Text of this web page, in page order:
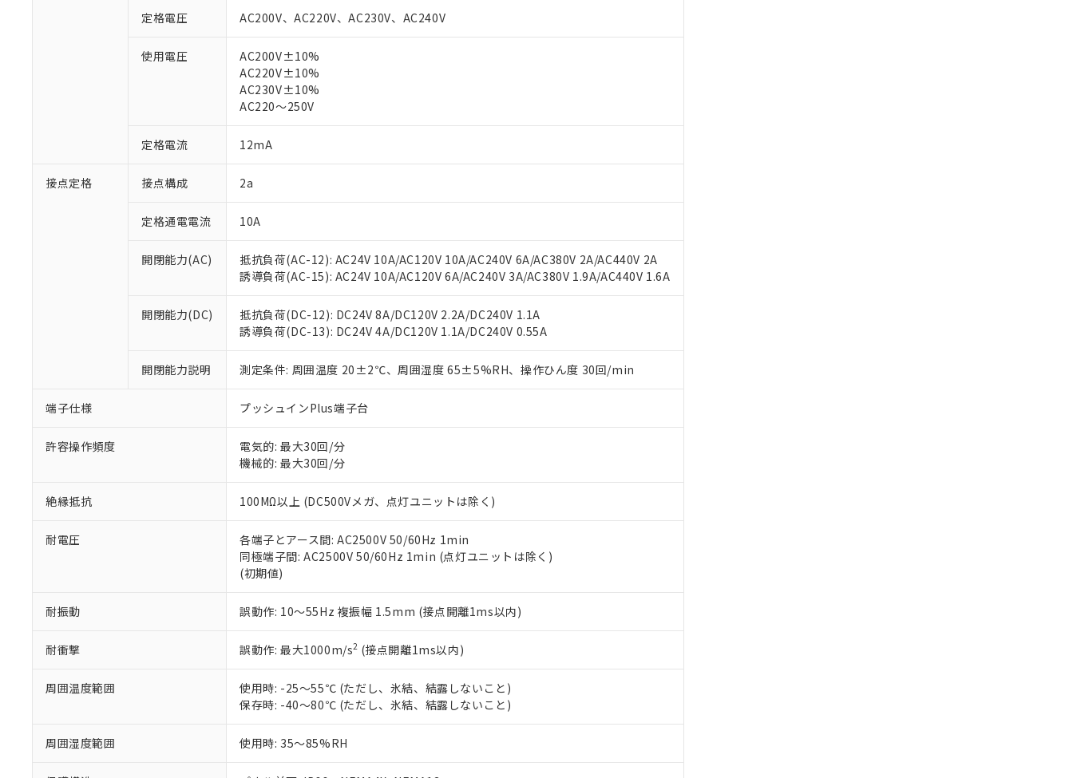
定格電圧 AC200V、AC220V、AC230V、AC240V
使用電圧
AC200V±10%
AC220V±10%
AC230V±10%
AC220～250V
定格電流 12mA
接点定格 接点構成 2a
定格通電電流 10A
開閉能力(AC)
抵抗負荷(AC-12): AC24V 10A/AC120V 10A/AC240V 6A/AC380V 2A/AC440V 2A
誘導負荷(AC-15): AC24V 10A/AC120V 6A/AC240V 3A/AC380V 1.9A/AC440V 1.6A
開閉能力(DC)
抵抗負荷(DC-12): DC24V 8A/DC120V 2.2A/DC240V 1.1A
誘導負荷(DC-13): DC24V 4A/DC120V 1.1A/DC240V 0.55A
開閉能力説明 測定条件: 周囲温度 20±2℃、周囲湿度 65±5%RH、操作ひん度 30回/min
端子仕様 プッシュインPlus端子台
許容操作頻度
電気的: 最大30回/分
機械的: 最大30回/分
絶縁抵抗 100MΩ以上 (DC500Vメガ、点灯ユニットは除く)
耐電圧
各端子とアース間: AC2500V 50/60Hz 1min
同極端子間: AC2500V 50/60Hz 1min (点灯ユニットは除く)
(初期値)
耐振動 誤動作: 10～55Hz 複振幅 1.5mm (接点開離1ms以内)
耐衝撃 誤動作: 最大1000m/s2 (接点開離1ms以内)
周囲温度範囲
使用時: -25～55℃ (ただし、氷結、結露しないこと)
保存時: -40～80℃ (ただし、氷結、結露しないこと)
周囲湿度範囲 使用時: 35～85%RH
ご利用条件
以下の条件をお読みいただき、同意のうえご利用ください。
本サービスは、当社制御機器事業取扱商品の当社在庫状況および標準価格(税抜)を提供させていただ
当社販売員にご相談ください。
オムロン制御機器販売店や当社販売拠点は「販売ネットワーク
」をご確認ください。
在庫状況および標準価格結果を当社の事前の承諾なく第三者に漏洩または開示しないようお願いしま
す。
マイパーツ機能（部品リスト作成サービス）をご利用いただくには、I-Webメンバーズにご登録され
ている必要があります。
お客様が当ウェブサイト上で当社にご登録された部品リストについて、当社および当社の共同利用者
さい。
※当社の共同利用者とは、"個人情報の共同利用に関して"
の「1.共同利用者の範囲」に記載されて
いる法人を指します。
対応予定なし：EU RoHS指令（10物質）の非含有に非対応の商品で、対応品を出す予定はありません。
調査・確認中：EU RoHS指令（10物質）の非含有の対応状況を調査中または確認中の商品です。
非該当品：ライセンス料など無形物で、有害物質有無と関係のない商品です。
仕入先様の事情により、非含有部品としていたものが、含有品と判明した場合などやむを得ず変更すること
があります。
*EU RoHS指令（10物質）：
鉛(Pb) 1000ppm以下、 水銀(Hg) 1000ppm以下、 カドミウム(Cd) 100ppm以下、
六価クロム(Cr(Ⅵ)) 1000ppm以下、ポリ臭化ビフェニル類(PBB) 1000ppm以下、ポリ臭化ジフェニルエーテル類(PBDE) 1000ppm以下、
フタル酸ビス(2-エチルヘキシル) (DEHP)(別名：DOP) 1000ppm以下、フタル酸ブチルベンジル（BBP） 1000ppm以下、フタル酸ジブチ
※2 対応予定月
部品在庫の切り替え状況などにより、予定月が前後することがあります。
※3 非含有証明書ダウンロード
下記の非含有証明書をダウンロードすることができます。
EU RoHS指令（10物質）の非含有証明書
51物質の非含有証明書（当社基準）
※本証明書は発行日時点で非含有を証明するもので、過去に遡って非含有を証明するものではありません。
また、RoHS指令のフタル酸エステル類４物質の対応では、対応完了までの期間は出荷製品に未対応品が
混在することから備考欄に対応日を記載しておりました。
既に当社にて対応品への在庫切替を完了していることから、特段のことがない限り、2022年1月12日よ
り割愛しております。
※1 中国RoHS○×表
「○」：最大均質材料含有率が中国RoHSの基準値以下であることを示します。
「－」：未確認です。当社販売部門へお問い合わせください。
DBP(フタル酸ジブチル) : 1000ppm、 DIBP(フタル酸ジイソブチル) : 1000ppm、 BBP(フタル酸ブチルベンジル) : 1000ppm、
DEHP(フタル酸ビス(2-エチルヘキシル)) : 1000ppm
※2 環境保護使用期限
「ｅ」：有害物質（10物質）のすべてが基準値以下であることを示します。
「10」：通常の使用状況下において有害物質が外部に漏えいし、環境に深刻な影響を及ぼさない年数を意
味します。
「－」：未確認です。当社販売部門へお問い合わせください。
当社は、これら貴社製品のうち、外国為替および外国貿易法に定める商品（以下｢規制貨物等」とい
などの必要な手続きをとります。
当社は、貴社製品を第三者に販売する場合は、上記1、2および3の内容を当該第三者に通知します。
また当社は、販売先および販売に係わる関係者が違法に輸出するおそれがある場合は、取り引きをい
たしません。
合意する キャンセル
記
号
○ 一定数以上の在庫あり
△ 一定数には満たないが在庫あり
－
在庫なし(最新の在庫状況については、お客様のお取引先、またはお客様担当のオムロン制御
機器販売店・当社販売員にご確認ください)
空
白
受注生産機種、また在庫状況の情報を公開していない機種